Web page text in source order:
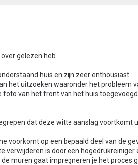
gelezen heb.
huis en zijn zeer enthousiast.
het uitzoeken waaronder het probleem
foto van het front van het huis
dat deze witte aanslag voortkomt
voorkomt op een bepaald deel van de
verwijderen is door een hogedrukreiniger
muren gaat impregneren je het proces